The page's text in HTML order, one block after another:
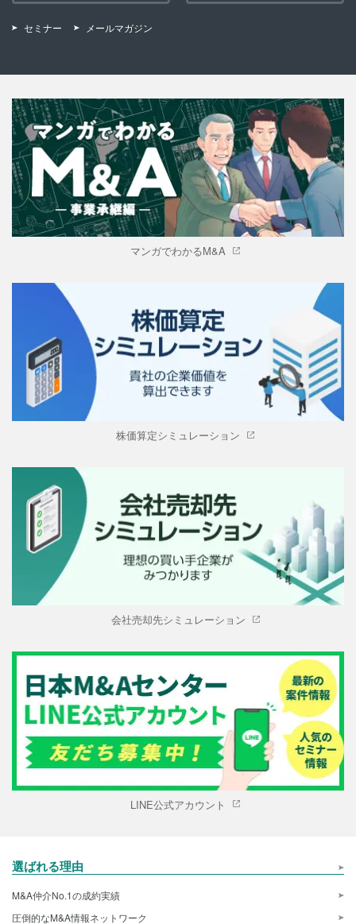
セミナー メールマガジン
マンガでわかるM&A
株価算定シミュレーション
会社売却先シミュレーション
LINE公式アカウント
選ばれる理由
M&A仲介No.1の成約実績
圧倒的なM&A情報ネットワーク